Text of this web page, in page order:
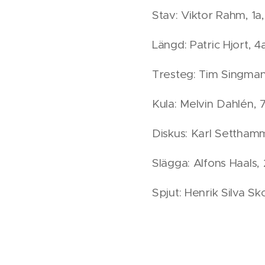
Stav: Viktor Rahm,
Längd: Patric Hjort,
Tresteg: Tim
Kula: Melvin Dahlén,
Diskus: Karl
Slägga: Alfons Haals,
Spjut: Henrik Silva